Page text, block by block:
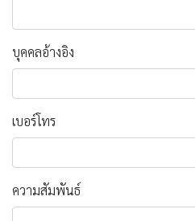
บุคคลอ้างอิง
เบอร์โทร
ความสัมพันธ์